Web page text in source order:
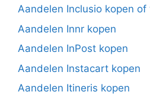
Aandelen Inclusio kopen of
Aandelen Innr kopen
Aandelen InPost kopen
Aandelen Instacart kopen
Aandelen Itineris kopen